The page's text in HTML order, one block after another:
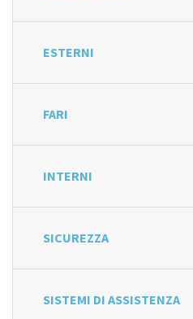
ESTERNI
FARI
INTERNI
SICUREZZA
SISTEMI DI ASSISTENZA